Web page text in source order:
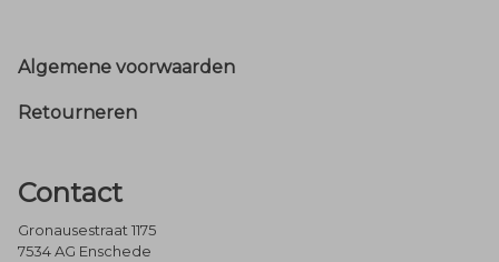
Footer
Algemene voorwaarden
Retourneren
Contact
Gronausestraat 1175
7534 AG Enschede